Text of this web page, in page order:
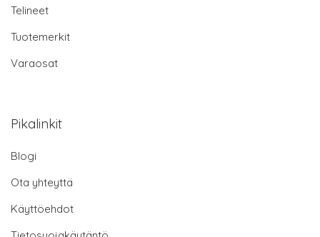
Telineet
Tuotemerkit
Varaosat
Pikalinkit
Blogi
Ota yhteyttä
Käyttöehdot